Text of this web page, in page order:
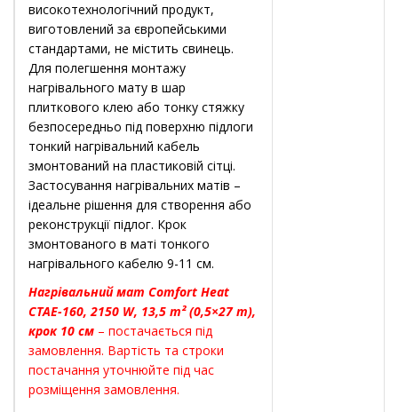
високотехнологічний продукт,
виготовлений за європейськими
стандартами, не містить свинець.
Для полегшення монтажу
нагрівального мату в шар
плиткового клею або тонку стяжку
безпосередньо під поверхню підлоги
тонкий нагрівальний кабель
змонтований на пластиковій сітці.
Застосування нагрівальних матів –
ідеальне рішення для створення або
реконструкції підлог. Крок
змонтованого в маті тонкого
нагрівального кабелю 9-11 см.
Нагрівальний мат Comfort Heat
CTAE-160, 2150 W, 13,5 m² (0,5×27 m),
крок 10 см – постачається під
замовлення. Вартість та строки
постачання уточнюйте під час
розміщення замовлення.